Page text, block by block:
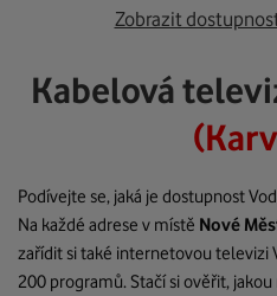
Zobrazit
Kabelová
Podívejte se, jaká je dostupnost
Na každé adrese v místě Nové
zařídit si také internetovou televizi
200 programů. Stačí si ověřit,